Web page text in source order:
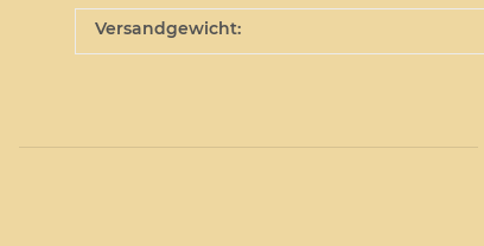
Versandgewicht: